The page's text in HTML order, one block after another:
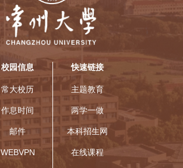
校园信息
常大校历
作息时间
邮件
WEBVPN
快速链接
主题教育
两学一做
本科招生网
在线课程